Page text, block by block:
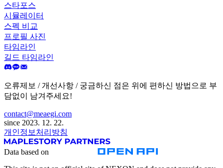
스타포스
시뮬레이터
스펙 비교
프로필 사진
타임라인
길드 타임라인
오류제보 / 개선사항 / 궁금하신 점은 위에 편하신 방법으로 부
담없이 남겨주세요!
contact@meaegi.com
since 2023. 12. 22.
개인정보처리방침
Data based on